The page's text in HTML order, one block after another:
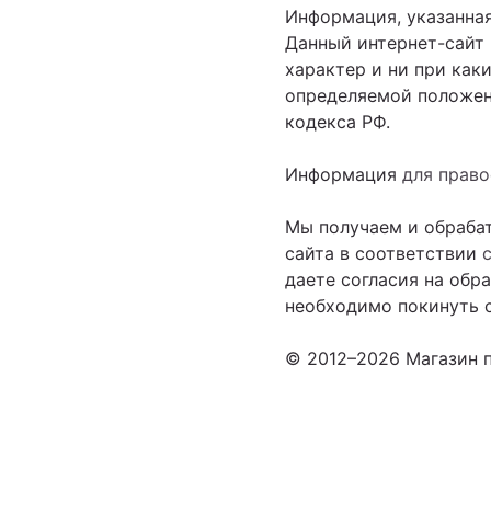
Информация,
Данный интернет-
характер и ни при
определяемой
кодекса РФ.
Информация для
Мы получаем и
сайта в соответствии
даете согласия на
необходимо покинуть
© 2012–2026 Магазин